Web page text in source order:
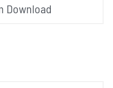
Download